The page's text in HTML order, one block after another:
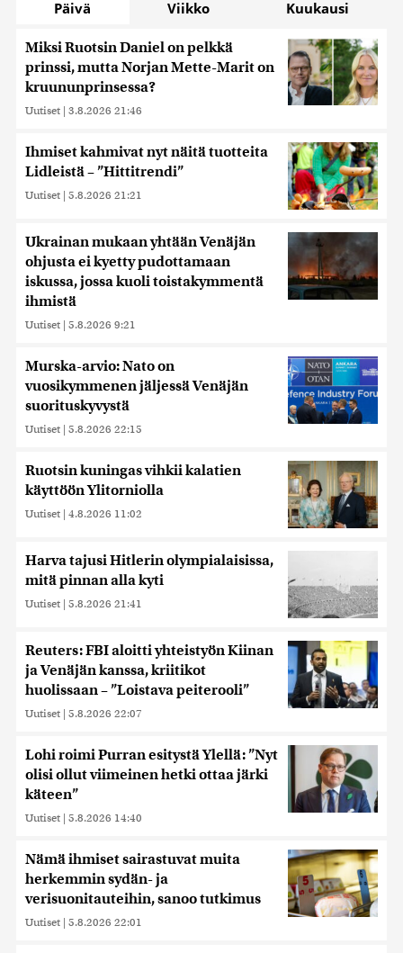
Päivä Viikko Kuukausi
Miksi Ruotsin Daniel on pelkkä
prinssi, mutta Norjan Mette-Marit on
kruununprinsessa?
Uutiset | 3.8.2026 21:46
Ihmiset kahmivat nyt näitä tuotteita
Lidleistä – ”Hittitrendi”
Uutiset | 5.8.2026 21:21
Ukrainan mukaan yhtään Venäjän
ohjusta ei kyetty pudottamaan
iskussa, jossa kuoli toistakymmentä
ihmistä
Uutiset | 5.8.2026 9:21
Murska-arvio: Nato on
vuosikymmenen jäljessä Venäjän
suorituskyvystä
Uutiset | 5.8.2026 22:15
Ruotsin kuningas vihkii kalatien
käyttöön Ylitorniolla
Uutiset | 4.8.2026 11:02
Harva tajusi Hitlerin olympialaisissa,
mitä pinnan alla kyti
Uutiset | 5.8.2026 21:41
Reuters: FBI aloitti yhteistyön Kiinan
ja Venäjän kanssa, kriitikot
huolissaan – ”Loistava peiterooli”
Uutiset | 5.8.2026 22:07
Lohi roimi Purran esitystä Ylellä: ”Nyt
olisi ollut viimeinen hetki ottaa järki
käteen”
Uutiset | 5.8.2026 14:40
Nämä ihmiset sairastuvat muita
herkemmin sydän- ja
verisuonitauteihin, sanoo tutkimus
Uutiset | 5.8.2026 22:01